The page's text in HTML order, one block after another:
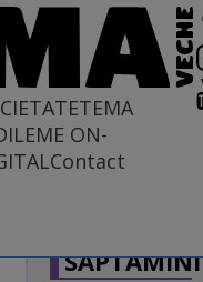
TEMA
ON-
Contact